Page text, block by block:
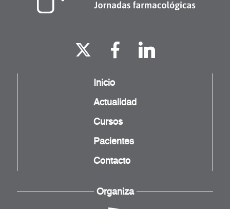
Inicio
Actualidad
Cursos
Pacientes
Contacto
Organiza